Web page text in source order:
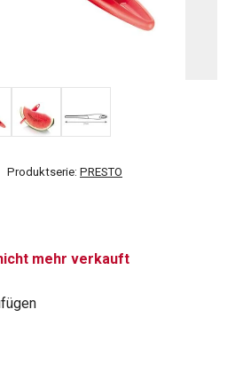
Produktserie: PRESTO
mehr verkauft